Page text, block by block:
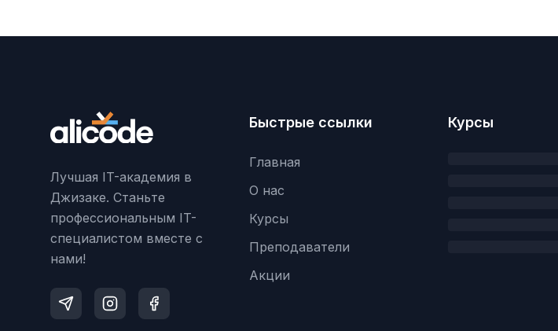
Лучшая IT-академия в
Джизаке. Станьте
профессиональным IT-
специалистом вместе с
нами!
Быстрые ссылки
Главная
О нас
Курсы
Преподаватели
Акции
Курсы